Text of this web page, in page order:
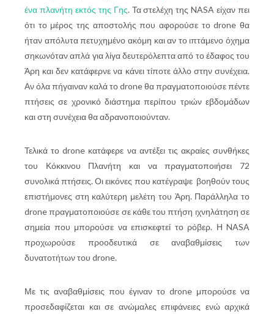
ένα πλανήτη εκτός της Γης. Τα στελέχη της NASA είχαν πει
ότι το μέρος της αποστολής που αφορούσε το drone θα
ήταν απόλυτα πετυχημένο ακόμη και αν το ιπτάμενο όχημα
σηκωνόταν απλά για λίγα δευτερόλεπτα από το έδαφος του
Άρη και δεν κατάφερνε να κάνει τίποτε άλλο στην συνέχεια.
Αν όλα πήγαιναν καλά το drone θα πραγματοποιούσε πέντε
πτήσεις σε χρονικό διάστημα περίπου τριών εβδομάδων
και στη συνέχεια θα αδρανοποιούνταν.
Τελικά το drone κατάφερε να αντέξει τις ακραίες συνθήκες
του Κόκκινου Πλανήτη και να πραγματοποιήσει 72
συνολικά πτήσεις. Οι εικόνες που κατέγραψε βοηθούν τους
επιστήμονες στη καλύτερη μελέτη του Άρη. Παράλληλα το
drone πραγματοποιούσε σε κάθε του πτήση ιχνηλάτηση σε
σημεία που μπορούσε να επισκεφτεί το ρόβερ. Η NASA
προχωρούσε προοδευτικά σε αναβαθμίσεις των
δυνατοτήτων του drone.
Με τις αναβαθμίσεις που έγιναν το drone μπορούσε να
προσεδαφίζεται και σε ανώμαλες επιφάνειες ενώ αρχικά